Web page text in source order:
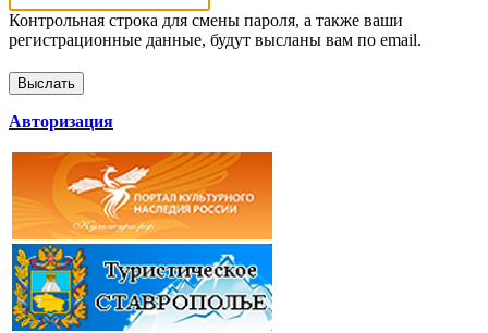
Контрольная строка для смены пароля, а также ваши
регистрационные данные, будут высланы вам по email.
Авторизация